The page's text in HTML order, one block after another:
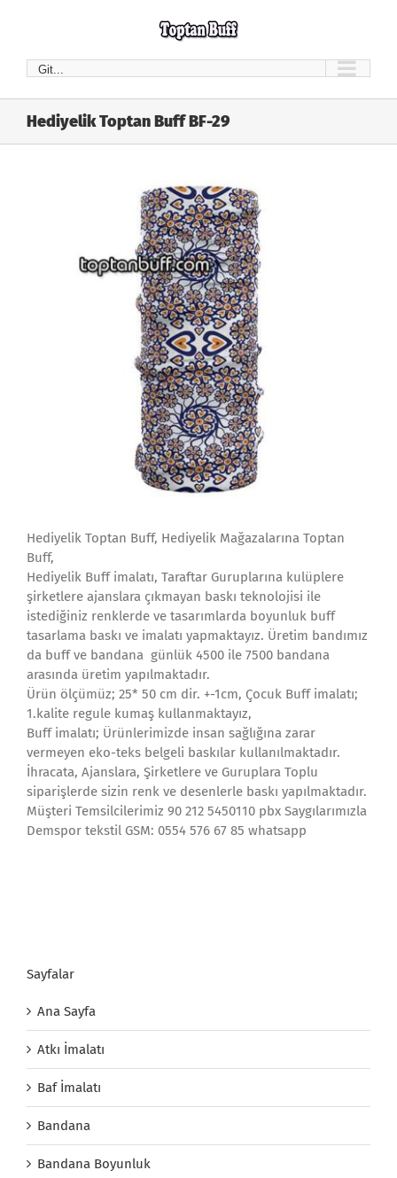
Git...
Hediyelik Toptan Buff BF-29
Hediyelik Toptan Buff, Hediyelik Mağazalarına Toptan
Buff,
Hediyelik Buff imalatı, Taraftar Guruplarına kulüplere
şirketlere ajanslara çıkmayan baskı teknolojisi ile
istediğiniz renklerde ve tasarımlarda boyunluk buff
tasarlama baskı ve imalatı yapmaktayız. Üretim bandımız
da buff ve bandana günlük 4500 ile 7500 bandana
arasında üretim yapılmaktadır.
Ürün ölçümüz; 25* 50 cm dir. +-1cm, Çocuk Buff imalatı;
1.kalite regule kumaş kullanmaktayız,
Buff imalatı; Ürünlerimizde insan sağlığına zarar
vermeyen eko-teks belgeli baskılar kullanılmaktadır.
İhracata, Ajanslara, Şirketlere ve Guruplara Toplu
siparişlerde sizin renk ve desenlerle baskı yapılmaktadır.
Müşteri Temsilcilerimiz 90 212 5450110 pbx Saygılarımızla
Demspor tekstil GSM: 0554 576 67 85 whatsapp
Sayfalar
Ana Sayfa
Atkı İmalatı
Baf İmalatı
Bandana
Bandana Boyunluk